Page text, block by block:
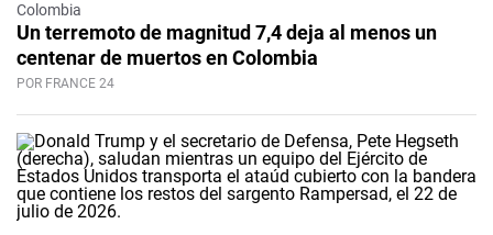
Colombia
Un terremoto de magnitud 7,4 deja al menos un
centenar de muertos en Colombia
POR FRANCE 24